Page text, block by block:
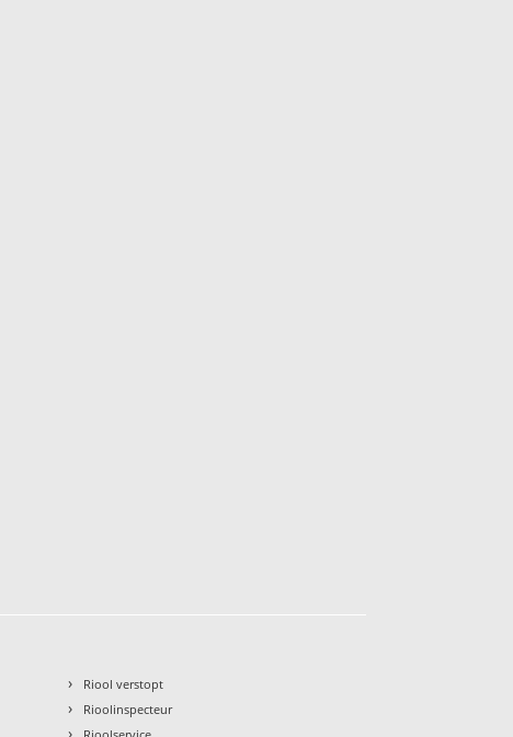
› Riool verstopt
› Rioolinspecteur
›